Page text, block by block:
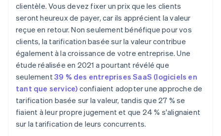
clientèle. Vous devez fixer un prix que les clients
seront heureux de payer, car ils apprécient la valeur
reçue en retour. Non seulement bénéfique pour vos
clients, la tarification basée sur la valeur contribue
également à la croissance de votre entreprise. Une
étude réalisée en 2021 a pourtant révélé que
seulement39 % des entreprises SaaS (logiciels en
tant que service) confiaient adopter une approche de
tarification basée sur la valeur, tandis que 27 % se
fiaient à leur propre jugement et que 24 % s'alignaient
sur la tarification de leurs concurrents.